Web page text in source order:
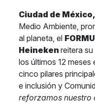
Ciudad de
Medio Ambiente,
al planeta, el
Heineken reitera
los últimos 12
cinco pilares
e inclusión y
reforzamos nuestro